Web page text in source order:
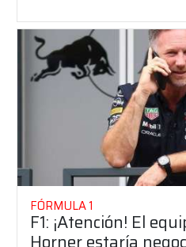
FÓRMULA 1
F1: ¡Atención! El